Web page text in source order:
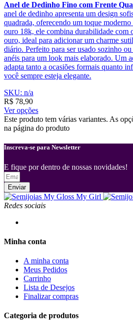
Anel de Dedinho Fino com Frente
anel de dedinho apresenta um design
quadrada, oferecendo um toque
ouro 18k, ele combina durabilidade com
ouro, ideal para adicionar um charme
diário. Perfeito para ser usado sozinho
anéis para um look mais elaborado. Um
adapta tanto a ocasiões formais quanto
você sempre esteja elegante.
SKU: n/a
R$ 78,90
Ver opções
Este produto tem várias variantes. As
na página do produto
Inscreva-se para Newsletter
E fique por dentro de nossas novidades!
Enviar
Redes sociais
Minha conta
A minha conta
Meus Pedidos
Carrinho
Lista de Desejos
Finalizar compras
Categoria de produtos